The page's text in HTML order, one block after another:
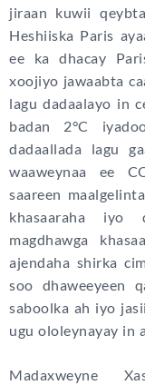
jiraan kuwii
Heshiiska Paris
ee ka dhacay
xoojiyo jawaabta
lagu dadaalayo in
badan 2°C
dadaallada lagu
waaweynaa ee
saareen
khasaaraha iyo
magdhawga
ajendaha shirka
soo dhaweeyeen
saboolka ah iyo
ugu ololeynayay in
Madaxweyne